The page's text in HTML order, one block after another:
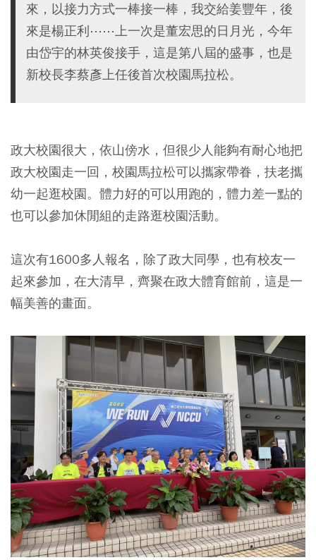
來，以接力方式一棒接一棒，我交給姜豐年，後
來是楊正利⋯⋯上一次是董宏思的日月光，今年
由岱宇的林英俊接手，這是第八屆的盛事，也是
新校長李蔡彥上任後首次校園馬拉松。
政大校園很大，依山傍水，但很少人能夠有耐心地把
政大校園走一回，校園馬拉松可以攜家帶眷，扶老攜
幼一起逛校園。體力好的可以用跑的，體力差一點的
也可以參加休閒組的走路逛校園活動。
這次有1600多人報名，除了政大同學，也有校友一
起來參加，在大清早，齊聚在政大體育館前，這是一
幅美善的畫面。